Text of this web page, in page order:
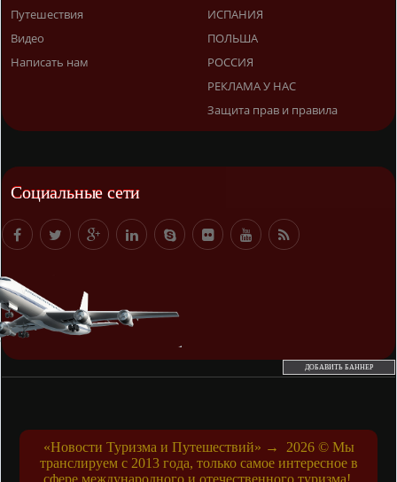
Путешествия
Видео
Написать нам
ИСПАНИЯ
ПОЛЬША
РОССИЯ
РЕКЛАМА У НАС
Защита прав и правила
Социальные сети
ДОБАВИТЬ БАННЕР
«Новости Туризма и Путешествий» → 2026© Мы
транслируем с 2013 года, только самое интересное в